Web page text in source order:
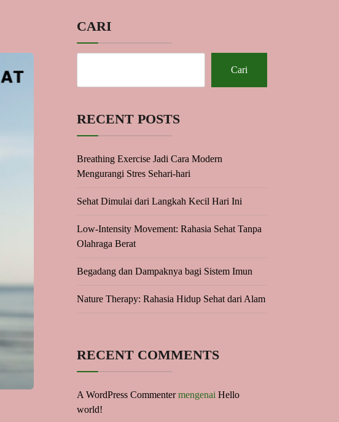
CARI
Cari
RECENT POSTS
Breathing Exercise Jadi Cara Modern
Mengurangi Stres Sehari-hari
Sehat Dimulai dari Langkah Kecil Hari Ini
Low-Intensity Movement: Rahasia Sehat Tanpa
Olahraga Berat
Begadang dan Dampaknya bagi Sistem Imun
Nature Therapy: Rahasia Hidup Sehat dari Alam
RECENT COMMENTS
A WordPress Commentermengenai Hello
world!